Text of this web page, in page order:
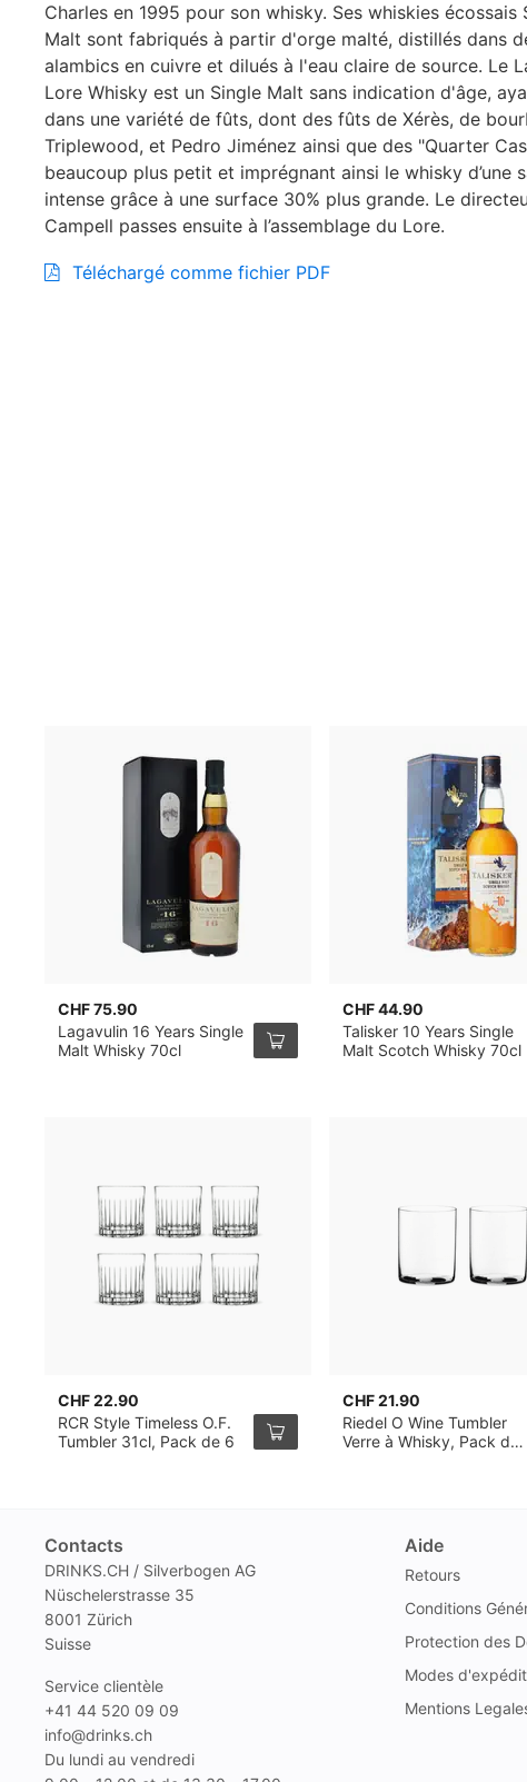
Charles en 1995 pour son whisky. Ses whiskies écossais
Malt sont fabriqués à partir d'orge malté, distillés dans
alambics en cuivre et dilués à l'eau claire de source. Le
Lore Whisky est un Single Malt sans indication d'âge,
dans une variété de fûts, dont des fûts de Xérès, de
Triplewood, et Pedro Jiménez ainsi que des "Quarter
beaucoup plus petit et imprégnant ainsi le whisky d’une
intense grâce à une surface 30% plus grande. Le
Campell passes ensuite à l’assemblage du Lore.
Téléchargé comme fichier PDF
CHF 75.90
Lagavulin 16 Years Single
Malt Whisky 70cl
CHF 44.90
Talisker 10 Years Single
Malt Scotch Whisky 70cl
CHF 22.90
RCR Style Timeless O.F.
Tumbler 31cl, Pack de 6
CHF 21.90
Riedel O Wine Tumbler
Verre à Whisky, Pack de
Contacts
DRINKS.CH / Silverbogen AG
Nüschelerstrasse 35
8001 Zürich
Suisse
Service clientèle
+41 44 520 09 09
info@drinks.ch
Du lundi au vendredi
Aide
Retours
Conditions
Protection des
Modes
Mentions